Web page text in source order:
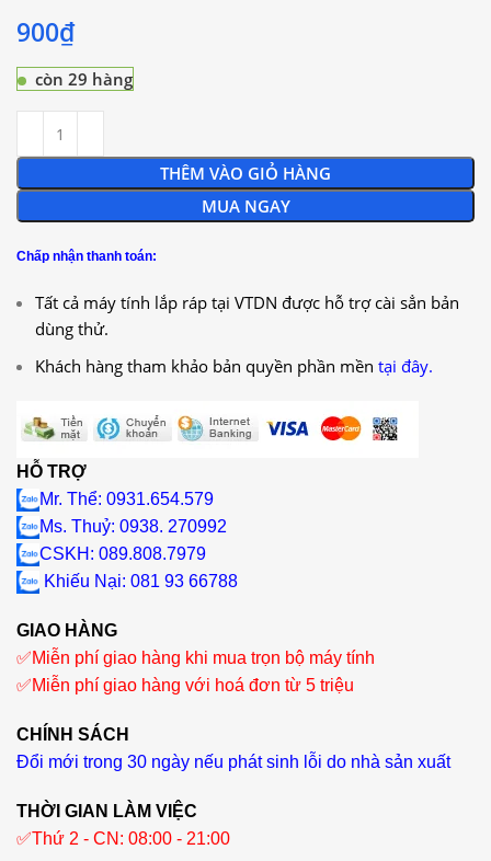
900₫
còn 29 hàng
THÊM VÀO GIỎ HÀNG
MUA NGAY
Chấp nhận thanh toán:
Tất cả máy tính lắp ráp tại VTDN được hỗ trợ cài sẳn bản
dùng thử.
Khách hàng tham khảo bản quyền phần mền tại đây.
HỖ TRỢ
Mr. Thể: 0931.654.579
Ms. Thuỷ: 0938. 270992
CSKH: 089.808.7979
Khiếu Nại: 081 93 66788
GIAO HÀNG
✅Miễn phí giao hàng khi mua trọn bộ máy tính
✅Miễn phí giao hàng với hoá đơn từ 5 triệu
CHÍNH SÁCH
Đổi mới trong 30 ngày nếu phát sinh lỗi do nhà sản xuất
THỜI GIAN LÀM VIỆC
✅Thứ 2 - CN: 08:00 - 21:00